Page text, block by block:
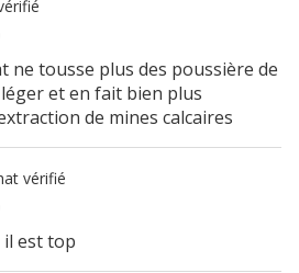
ne tousse plus des poussière de
et en fait bien plus
de mines calcaires
vérifié
il est top